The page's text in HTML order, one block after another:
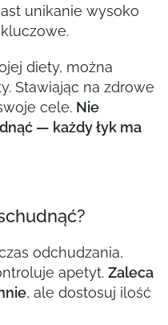
unikanie wysoko
diety, można
Stawiając na zdrowe
cele. Nie
— każdy łyk ma
odchudzania,
apetyt. Zaleca
, ale dostosuj ilość